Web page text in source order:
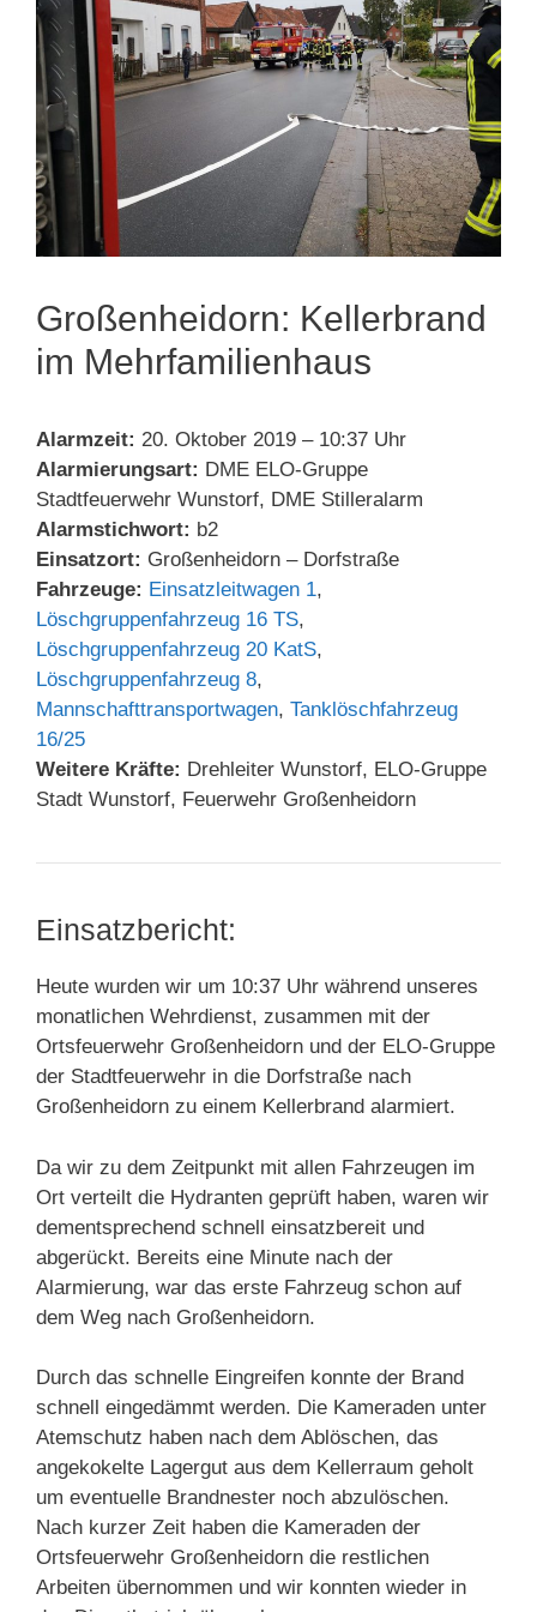
Großenheidorn: Kellerbrand
im Mehrfamilienhaus
Alarmzeit: 20. Oktober 2019 – 10:37 Uhr
Alarmierungsart: DME ELO-Gruppe
Stadtfeuerwehr Wunstorf, DME Stilleralarm
Alarmstichwort: b2
Einsatzort: Großenheidorn – Dorfstraße
Fahrzeuge: Einsatzleitwagen 1,
Löschgruppenfahrzeug 16 TS,
Löschgruppenfahrzeug 20 KatS,
Löschgruppenfahrzeug 8,
Mannschafttransportwagen, Tanklöschfahrzeug
16/25
Weitere Kräfte: Drehleiter Wunstorf, ELO-Gruppe
Stadt Wunstorf, Feuerwehr Großenheidorn
Einsatzbericht:
Heute wurden wir um 10:37 Uhr während unseres
monatlichen Wehrdienst, zusammen mit der
Ortsfeuerwehr Großenheidorn und der ELO-Gruppe
der Stadtfeuerwehr in die Dorfstraße nach
Großenheidorn zu einem Kellerbrand alarmiert.
Da wir zu dem Zeitpunkt mit allen Fahrzeugen im
Ort verteilt die Hydranten geprüft haben, waren wir
dementsprechend schnell einsatzbereit und
abgerückt. Bereits eine Minute nach der
Alarmierung, war das erste Fahrzeug schon auf
dem Weg nach Großenheidorn.
Durch das schnelle Eingreifen konnte der Brand
schnell eingedämmt werden. Die Kameraden unter
Atemschutz haben nach dem Ablöschen, das
angekokelte Lagergut aus dem Kellerraum geholt
um eventuelle Brandnester noch abzulöschen.
Nach kurzer Zeit haben die Kameraden der
Ortsfeuerwehr Großenheidorn die restlichen
Arbeiten übernommen und wir konnten wieder in